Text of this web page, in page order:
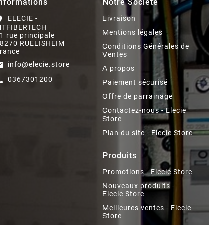
ELECIE -
rue principale
RUELISHEIM
info@elecie.store
0367301200
Notre Société
Livraison
Mentions légales
Conditions Générales de
Ventes
A propos
Paiement sécurisé
Offre de parrainage
Contactez-nous - Elecie
Store
Plan du site - Elecie Store
Produits
Promotions - Elecie Store
Nouveaux produits -
Elecie Store
Meilleures ventes - Elecie
Store